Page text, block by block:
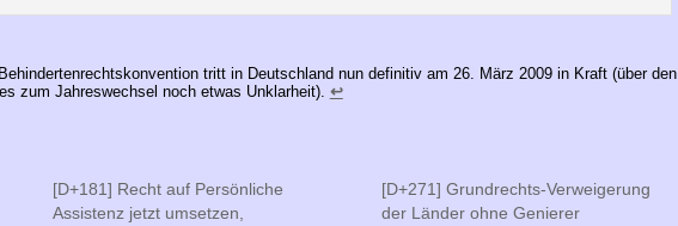
tritt in Deutschland nun definitiv am 26. März 2009 in Kraft (über den
zum Jahreswechsel noch etwas Unklarheit). ↩
[D+181] Recht auf Persönliche
Assistenz jetzt umsetzen,
[D+271] Grundrechts-Verweigerung
der Länder ohne Genierer